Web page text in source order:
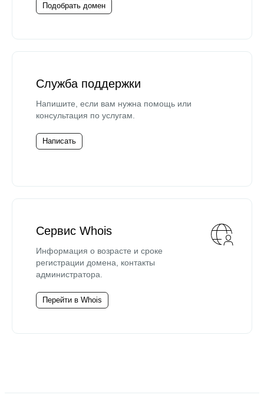
Подобрать домен
Служба поддержки
Напишите, если вам нужна помощь или
консультация по услугам.
Написать
Сервис Whois
Информация о возрасте и сроке
регистрации домена, контакты
администратора.
Перейти в Whois